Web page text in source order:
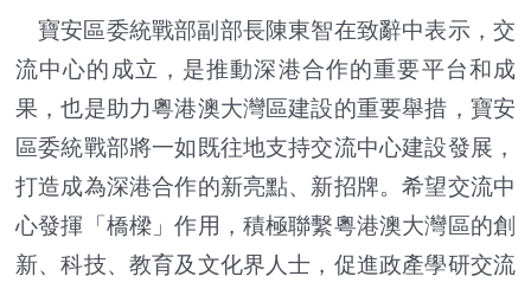
寶安區委統戰部副部長陳東智在致辭中表示，交
流中心的成立，是推動深港合作的重要平台和成
果，也是助力粵港澳大灣區建設的重要舉措，寶安
區委統戰部將一如既往地支持交流中心建設發展，
打造成為深港合作的新亮點、新招牌。希望交流中
心發揮「橋樑」作用，積極聯繫粵港澳大灣區的創
新、科技、教育及文化界人士，促進政產學研交流